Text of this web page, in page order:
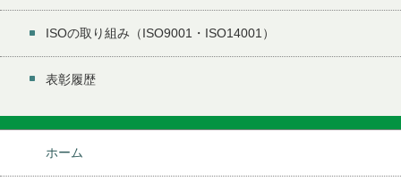
ISOの取り組み（ISO9001・ISO14001）
表彰履歴
ホーム